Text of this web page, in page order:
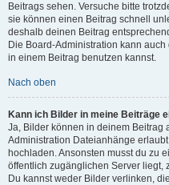
Beitrags sehen. Versuche bitte
sie können einen Beitrag schnell
deshalb deinen Beitrag
Die Board-Administration kann
in einem Beitrag benutzen kannst.
Nach oben
Kann ich Bilder in meine Beiträge
Ja, Bilder können in deinem Beitrag
Administration Dateianhänge
hochladen. Ansonsten musst du zu
öffentlich zugänglichen Server liegt,
Du kannst weder Bilder verlinken,